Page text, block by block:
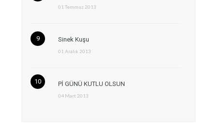
01 Temmuz 2013
Sinek Kuşu
01 Aralık 2013
Pİ GÜNÜ KUTLU OLSUN
04 Mart 2013